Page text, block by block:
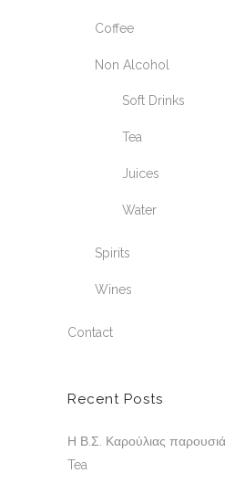
Coffee
Non Alcohol
Soft Drinks
Tea
Juices
Water
Spirits
Wines
Contact
Recent Posts
Η Β.Σ. Καρούλιας
Tea